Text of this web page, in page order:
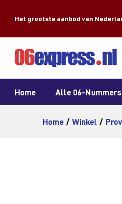
Het grootste aanbod van
Home Alle 06-Nummers
Home / Winkel /